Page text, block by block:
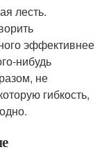
лесть.
эффективнее
нибудь
не
гибкость,